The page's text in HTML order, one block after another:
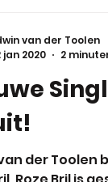
der Toolen
van der Toolen
jan 2020
2